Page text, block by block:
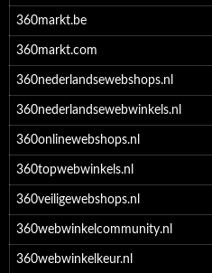
360markt.be
360markt.com
360nederlandsewebshops.nl
360nederlandsewebwinkels.nl
360onlinewebshops.nl
360topwebwinkels.nl
360veiligewebshops.nl
360webwinkelcommunity.nl
360webwinkelkeur.nl